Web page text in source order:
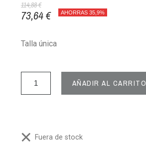
114,88 €
73,64 € AHORRAS 35,9%
Talla única
AÑADIR AL CARRITO
Fuera de stock